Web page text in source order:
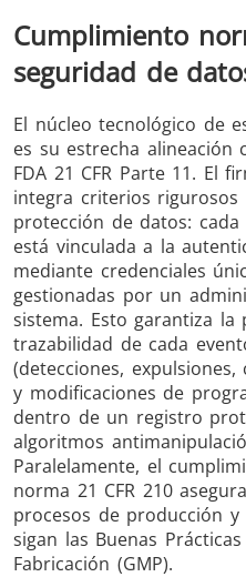
Cumplimiento
seguridad de
El núcleo tecnológico de
es su estrecha alineación
FDA 21 CFR Parte 11. El
integra criterios rigurosos
protección de datos: cada
está vinculada a la
mediante credenciales
gestionadas por un
sistema. Esto garantiza la
trazabilidad de cada
(detecciones, expulsiones,
y modificaciones de
dentro de un registro
algoritmos
Paralelamente, el
norma 21 CFR 210
procesos de producción y
sigan las Buenas
Fabricación (GMP).